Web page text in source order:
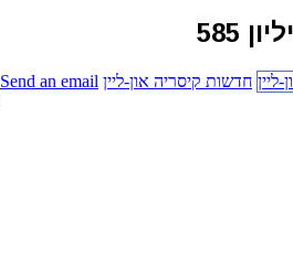
585
חדשות קיסריה און-ליין Send an email